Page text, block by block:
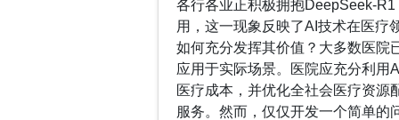
量、用药建议、安全性及儿童药代
60,000余上市品种。超说明书用
规模：57,000余篇通用药物文章，
支持查询与审查200余万对药物、
息。昆明软佳科技有限公司，位于
各行各业正积极拥抱DeepSeek-
用，这一现象反映了AI技术在医疗
如何充分发挥其价值？大多数医院
应用于实际场景。医院应充分利用
医疗成本，并优化全社会医疗资源
服务。然而，仅仅开发一个简单的